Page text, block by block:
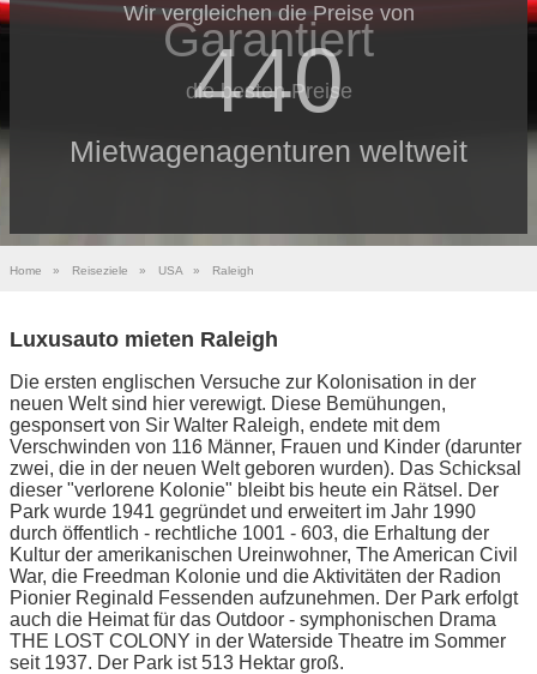
Wir vergleichen die Preise von
440
Mietwagenagenturen weltweit
Garantiert
die besten Preise
Home » Reiseziele » USA » Raleigh
Luxusauto mieten Raleigh
Die ersten englischen Versuche zur Kolonisation in der
neuen Welt sind hier verewigt. Diese Bemühungen,
gesponsert von Sir Walter Raleigh, endete mit dem
Verschwinden von 116 Männer, Frauen und Kinder (darunter
zwei, die in der neuen Welt geboren wurden). Das Schicksal
dieser "verlorene Kolonie" bleibt bis heute ein Rätsel. Der
Park wurde 1941 gegründet und erweitert im Jahr 1990
durch öffentlich - rechtliche 1001 - 603, die Erhaltung der
Kultur der amerikanischen Ureinwohner, The American Civil
War, die Freedman Kolonie und die Aktivitäten der Radion
Pionier Reginald Fessenden aufzunehmen. Der Park erfolgt
auch die Heimat für das Outdoor - symphonischen Drama
THE LOST COLONY in der Waterside Theatre im Sommer
seit 1937. Der Park ist 513 Hektar groß.